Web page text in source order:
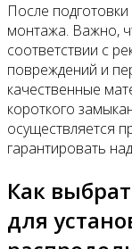
После
монтажа. Важно,
соответствии с
повреждений и
качественные
короткого
осуществляется
гарантировать
Как
для